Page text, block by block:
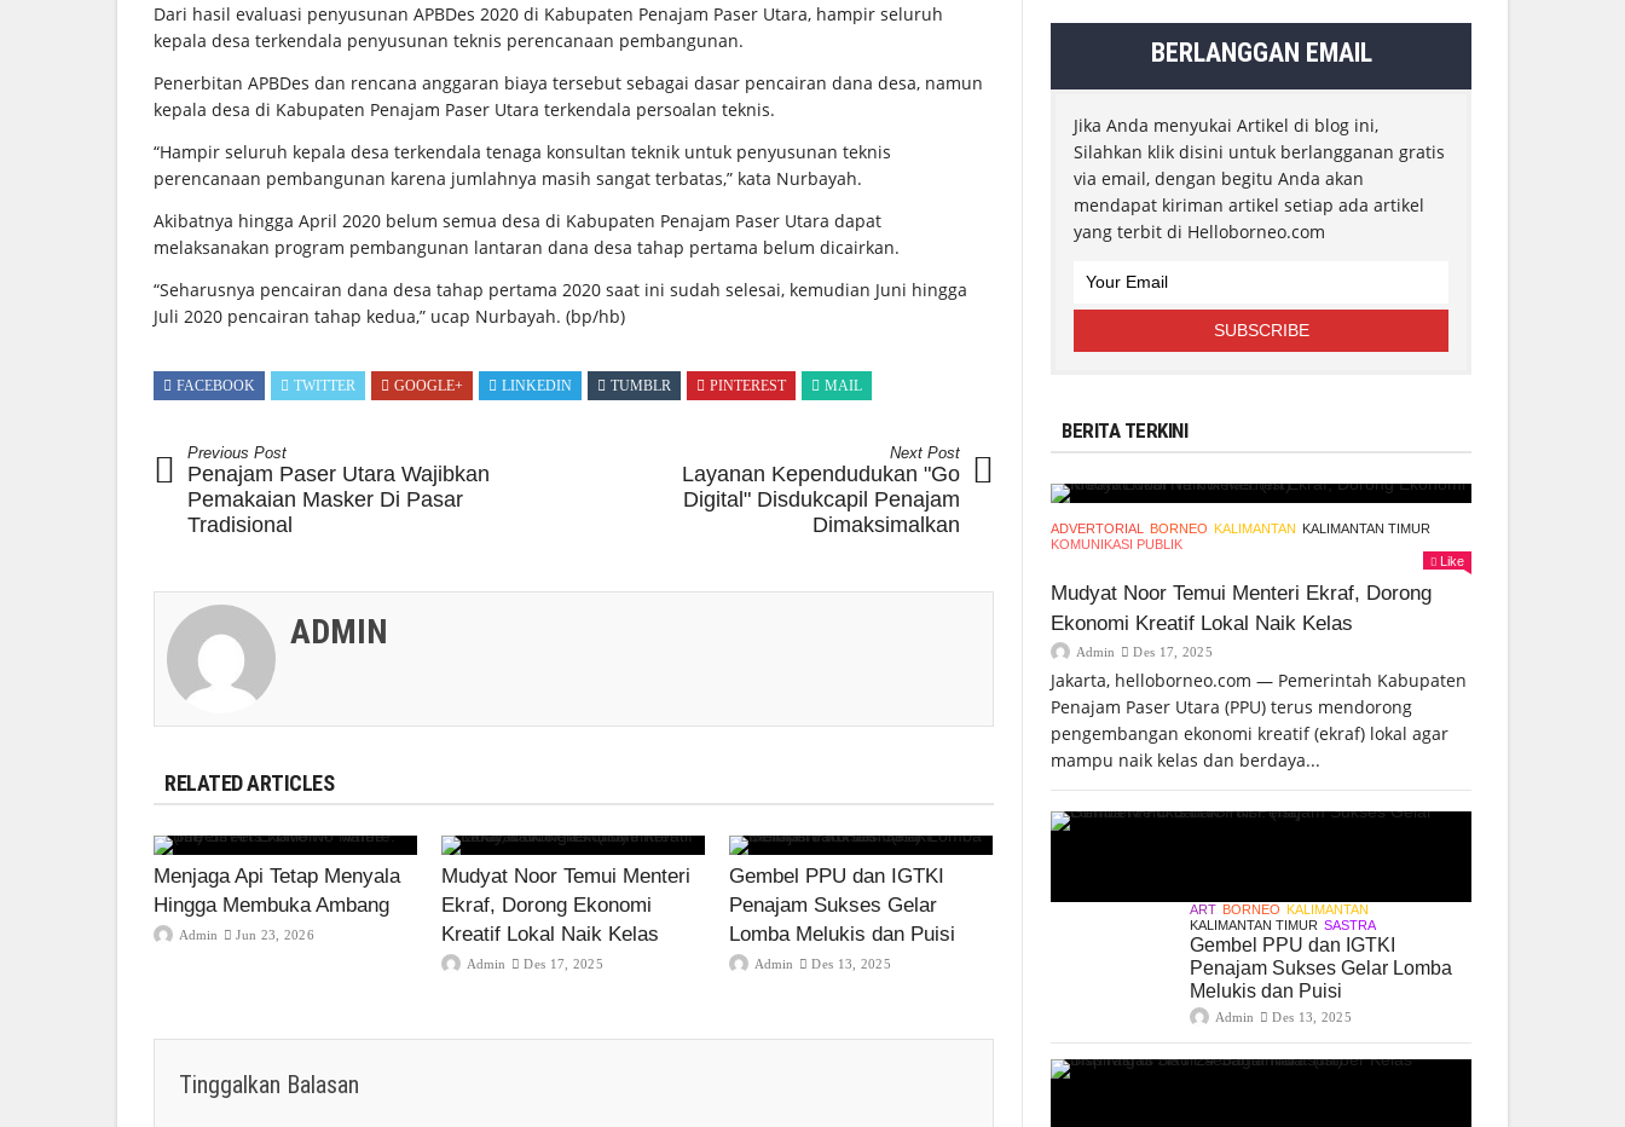
Dari hasil evaluasi penyusunan APBDes 2020 di Kabupaten Penajam Paser Utara, hampir seluruh
kepala desa terkendala penyusunan teknis perencanaan pembangunan.
Penerbitan APBDes dan rencana anggaran biaya tersebut sebagai dasar pencairan dana desa, namun
kepala desa di Kabupaten Penajam Paser Utara terkendala persoalan teknis.
“Hampir seluruh kepala desa terkendala tenaga konsultan teknik untuk penyusunan teknis
perencanaan pembangunan karena jumlahnya masih sangat terbatas,” kata Nurbayah.
Akibatnya hingga April 2020 belum semua desa di Kabupaten Penajam Paser Utara dapat
melaksanakan program pembangunan lantaran dana desa tahap pertama belum dicairkan.
“Seharusnya pencairan dana desa tahap pertama 2020 saat ini sudah selesai, kemudian Juni hingga
Juli 2020 pencairan tahap kedua,” ucap Nurbayah. (bp/hb)
FACEBOOK TWITTER GOOGLE+ LINKEDIN TUMBLR PINTEREST MAIL
Previous Post
Penajam Paser Utara Wajibkan
Pemakaian Masker Di Pasar
Tradisional
Next Post
Layanan Kependudukan "Go
Digital" Disdukcapil Penajam
Dimaksimalkan
ADMIN
RELATED ARTICLES
Menjaga Api Tetap Menyala
Hingga Membuka Ambang
Admin Jun 23, 2026
Mudyat Noor Temui Menteri
Ekraf, Dorong Ekonomi
Kreatif Lokal Naik Kelas
Admin Des 17, 2025
Gembel PPU dan IGTKI
Penajam Sukses Gelar
Lomba Melukis dan Puisi
Admin Des 13, 2025
Tinggalkan Balasan
BERLANGGAN EMAIL
Jika Anda menyukai Artikel di blog ini,
Silahkan klik disini untuk berlangganan gratis
via email, dengan begitu Anda akan
mendapat kiriman artikel setiap ada artikel
yang terbit di Helloborneo.com
BERITA TERKINI
ADVERTORIAL BORNEO KALIMANTAN KALIMANTAN TIMUR
KOMUNIKASI PUBLIK
Like
Mudyat Noor Temui Menteri Ekraf, Dorong
Ekonomi Kreatif Lokal Naik Kelas
Admin Des 17, 2025
Jakarta, helloborneo.com — Pemerintah Kabupaten
Penajam Paser Utara (PPU) terus mendorong
pengembangan ekonomi kreatif (ekraf) lokal agar
mampu naik kelas dan berdaya...
ART BORNEO KALIMANTAN
KALIMANTAN TIMUR SASTRA
Gembel PPU dan IGTKI
Penajam Sukses Gelar Lomba
Melukis dan Puisi
Admin Des 13, 2025